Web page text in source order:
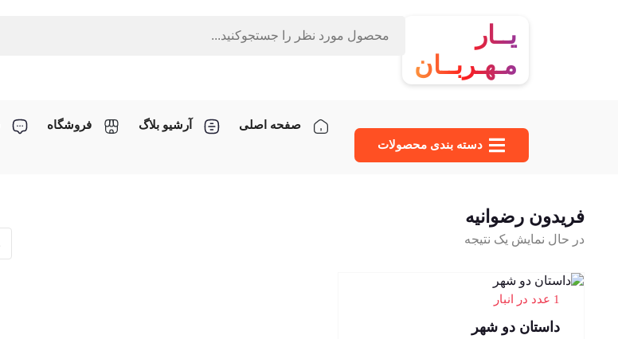
یــار
مـهـربــان
دسته‌ بندی محصولات
صفحه اصلی آرشیو بلاگ فروشگاه
فریدون رضوانیه
در حال نمایش یک نتیجه
1 عدد در انبار
داستان دو شهر